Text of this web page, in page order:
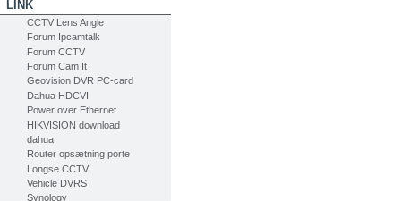
LINK
CCTV Lens Angle
Forum Ipcamtalk
Forum CCTV
Forum Cam It
Geovision DVR PC-card
Dahua HDCVI
Power over Ethernet
HIKVISION download
dahua
Router opsætning porte
Longse CCTV
Vehicle DVRS
Synology